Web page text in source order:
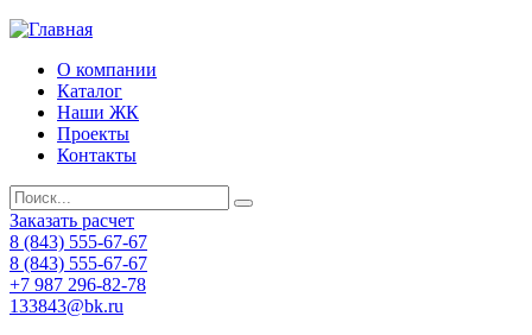
О компании
Каталог
Наши ЖК
Проекты
Контакты
Заказать расчет
8 (843) 555-67-67
8 (843) 555-67-67
+7 987 296-82-78
133843@bk.ru